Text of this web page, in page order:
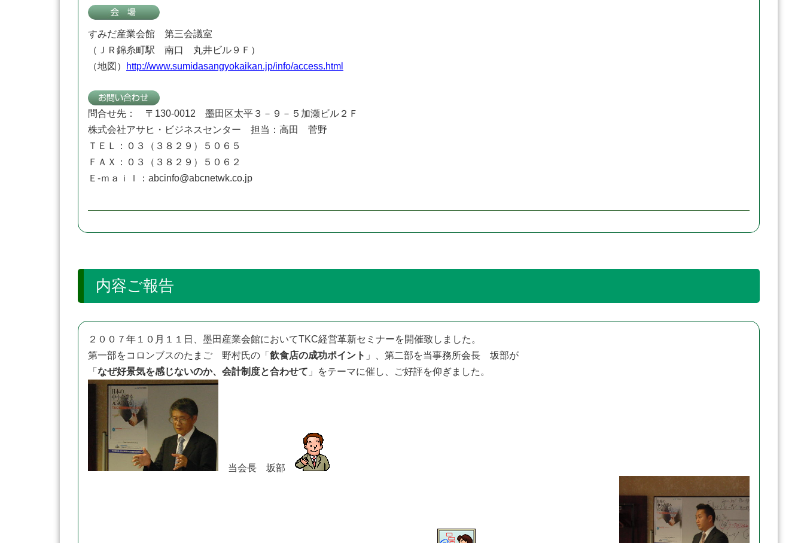
すみだ産業会館 第三会議室
（ＪＲ錦糸町駅 南口 丸井ビル９Ｆ）
（地図）
http://www.sumidasangyokaikan.jp/info/access.html
問合せ先： 〒130-0012 墨田区太平３－９－５加瀬ビル２Ｆ
株式会社アサヒ・ビジネスセンター 担当：高田 菅野
ＴＥＬ：０３（３８２９）５０６５
ＦＡＸ：０３（３８２９）５０６２
Ｅ-ｍａｉｌ：abcinfo@abcnetwk.co.jp
内容ご報告
２００７年１０月１１日、墨田産業会館においてTKC経営革新セミナーを開催致しました。
第一部をコロンブスのたまご 野村氏の「 飲食店の成功ポイント 」、第二部を当事務所会長 坂部が
「 なぜ好景気を感じないのか、会計制度と合わせて 」をテーマに催し、ご好評を仰ぎました。
当会長 坂部